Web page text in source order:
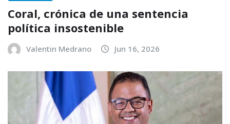
Coral, crónica de una sentencia
política insostenible
Valentin Medrano Jun 16, 2026